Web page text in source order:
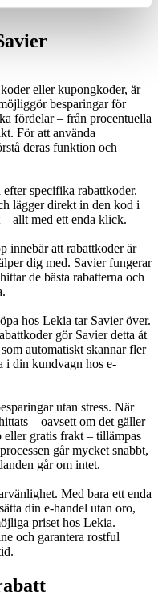
eller kupongkoder, är
besparingar för
fördelar – från procentuella
För att använda
deras funktion och
specifika rabattkoder.
lägger direkt in den kod i
allt med ett enda klick.
innebär att rabattkoder är
dig med. Savier fungerar
de bästa rabatterna och
hos Lekia tar Savier över.
gör Savier detta åt
automatiskt skannar fler
i din kundvagn hos e-
utan stress. När
– oavsett om det gäller
eller gratis frakt – tillämpas
går mycket snabbt,
går om intet.
Med bara ett enda
din e-handel utan oro,
priset hos Lekia.
och garantera rostful